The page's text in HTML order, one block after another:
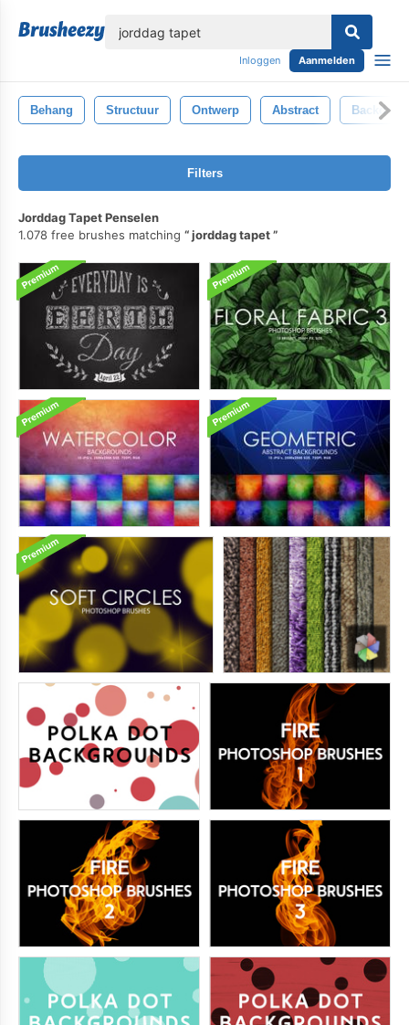
Inloggen Aanmelden
Behang Structuur Ontwerp Abstract Backdrop
Filters
Jorddag Tapet Penselen
1.078 free brushes matching
jorddag tapet